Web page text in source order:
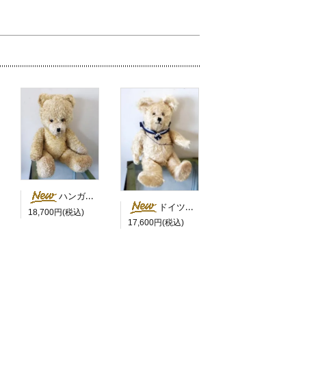
ハンガリー 白鼻の大きなベア
18,700円(税込) ドイツ セーラーカラーの白くま
17,600円(税込)